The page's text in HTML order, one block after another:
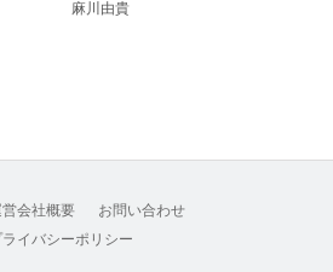
麻川由貴
会社概要
お問い合わせ
ライバシーポリシー